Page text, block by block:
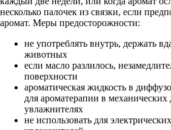
несколько палочек из связки, если
аромат. Меры предосторожности:
не употреблять внутрь, держать
животных
если масло разлилось,
поверхности
ароматическая жидкость в
для ароматерапии в
увлажнителях
не использовать для